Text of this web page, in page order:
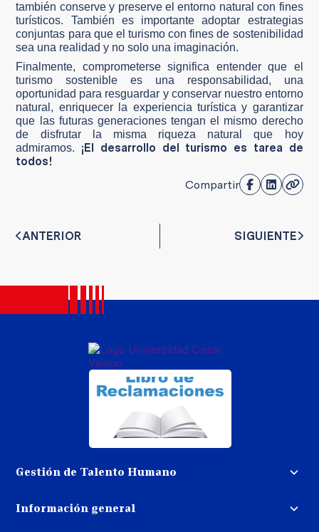
también conserve y preserve el entorno natural con fines
turísticos. También es importante adoptar estrategias
conjuntas para que el turismo con fines de sostenibilidad
sea una realidad y no solo una imaginación.
Finalmente, comprometerse significa entender que el
turismo sostenible es una responsabilidad, una
oportunidad para resguardar y conservar nuestro entorno
natural, enriquecer la experiencia turística y garantizar
que las futuras generaciones tengan el mismo derecho
de disfrutar la misma riqueza natural que hoy
admiramos. ¡El desarrollo del turismo es tarea de
todos!
Compartir
ANTERIOR SIGUIENTE
Gestión de Talento Humano
Trabaja con nosotros
Información general